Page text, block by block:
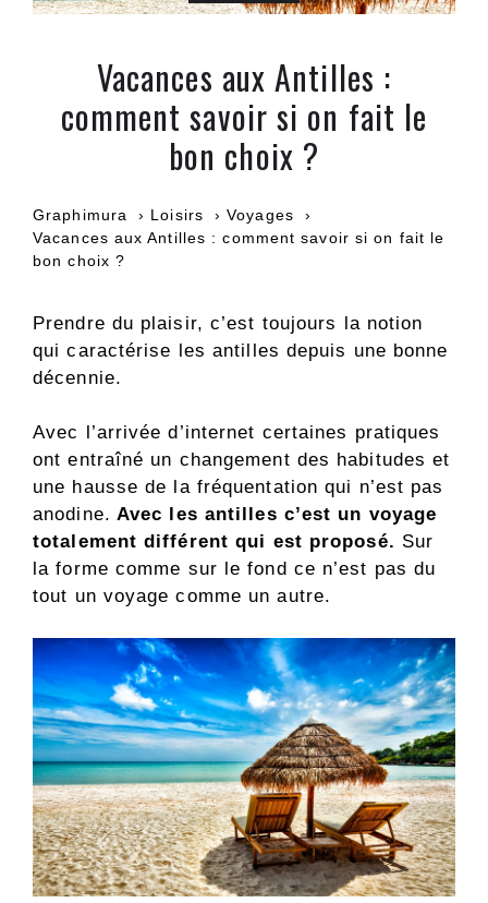
Vacances aux Antilles :
comment savoir si on fait le
bon choix ?
Graphimura Loisirs
Voyages
Vacances aux Antilles : comment savoir si on fait le
bon choix ?
Prendre du plaisir, c’est toujours la notion
qui caractérise les antilles depuis une bonne
décennie.
Avec l’arrivée d’internet certaines pratiques
ont entraîné un changement des habitudes et
une hausse de la fréquentation qui n’est pas
anodine. Avec les antilles c’est un voyage
totalement différent qui est proposé. Sur
la forme comme sur le fond ce n’est pas du
tout un voyage comme un autre.